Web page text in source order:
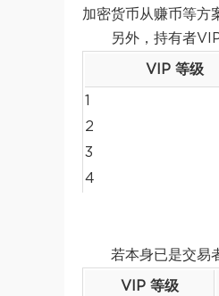
加密货币从赚币等方
另外，持有者
VIP 等级
1
2
3
4
若本身已是交易
VIP 等级